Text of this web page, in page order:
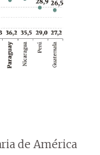
de América